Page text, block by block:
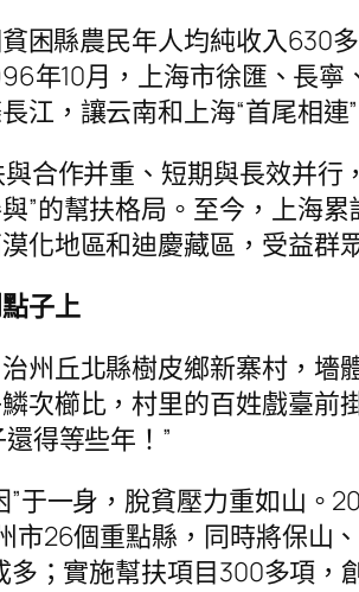
困縣農民年人均純收入630
年10月，上海市徐匯、長
江，讓云南和上海“首尾相連
合作并重、短期與長效并
”的幫扶格局。至今，上海累
化地區和迪慶藏區，受益群
子上
州丘北縣樹皮鄉新寨村，墻
次櫛比，村里的百姓戲臺前
得等些年！”
”于一身，脫貧壓力重如山。
市26個重點縣，同時將保山
；實施幫扶項目300多項，